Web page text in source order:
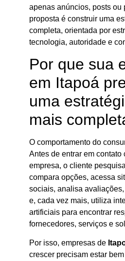
apenas anúncios, posts ou
proposta é construir uma
completa, orientada por
tecnologia, autoridade e
Por que sua
em Itapoá
uma
mais
O comportamento do
Antes de entrar em contato
empresa, o cliente
compara opções, acessa
sociais, analisa
e, cada vez mais, utiliza
artificiais para encontrar
fornecedores, serviços e
Por isso, empresas de
crescer precisam estar